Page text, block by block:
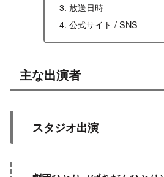
放送日時
公式サイト / SNS
主な出演者
スタジオ出演